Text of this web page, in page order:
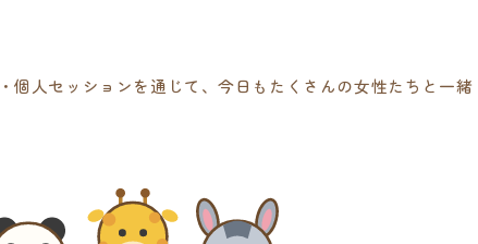
個人セッションを通じて、今日もたくさんの女性たちと一緒